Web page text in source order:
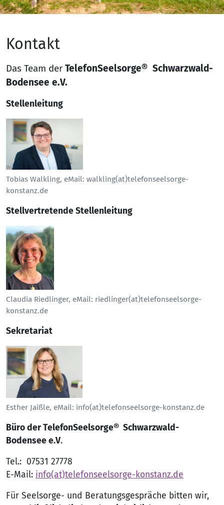
Kontakt
Das Team der TelefonSeelsorge® Schwarzwald-
Bodensee e.V.
Stellenleitung
Tobias Walkling, eMail: walkling(at)telefonseelsorge-
konstanz.de
Stellvertretende Stellenleitung
Claudia Riedlinger, eMail: riedlinger(at)telefonseelsorge-
konstanz.de
Sekretariat
Esther Jaißle, eMail: info(at)telefonseelsorge-konstanz.de
Büro der TelefonSeelsorge® Schwarzwald-
Bodensee e.V.
Tel.: 07531 27778
E-Mail: info(at)telefonseelsorge-konstanz.de
Für Seelsorge- und Beratungsgespräche bitten wir,